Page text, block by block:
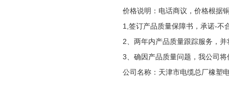
价格说明：电话商议，价格根据
1,签订产品质量保障书，承诺-不
2、两年内产品质量跟踪服务，
3、确因产品质量问题，我公司
公司名称：天津市电缆总厂橡塑